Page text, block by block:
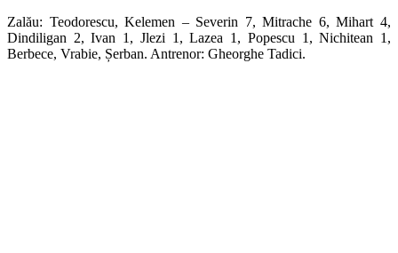
Zalău: Teodorescu, Kelemen – Severin 7, Mitrache 6, Mihart 4,
Dindiligan 2, Ivan 1, Jlezi 1, Lazea 1, Popescu 1, Nichitean 1,
Berbece, Vrabie, Șerban. Antrenor: Gheorghe Tadici.